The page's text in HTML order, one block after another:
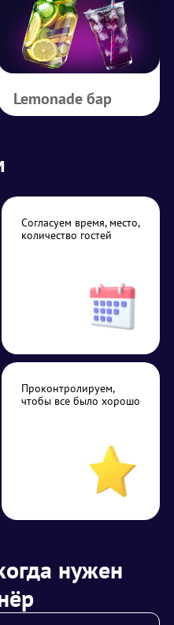
Lemonade бар
Согласуем время, место,
количество гостей
Проконтролируем,
чтобы все было хорошо
нужен